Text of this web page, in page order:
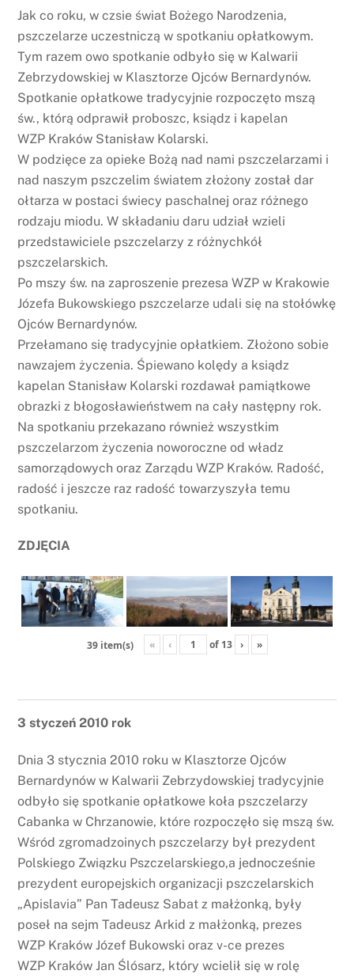
Jak co roku, w czsie świat Bożego Narodzenia,
pszczelarze uczestniczą w spotkaniu opłatkowym.
Tym razem owo spotkanie odbyło się w Kalwarii
Zebrzydowskiej w Klasztorze Ojców Bernardynów.
Spotkanie opłatkowe tradycyjnie rozpoczęto mszą
św., którą odprawił proboszc, ksiądz i kapelan
WZP Kraków Stanisław Kolarski.
W podzięce za opieke Bożą nad nami pszczelarzami i
nad naszym pszczelim światem złożony został dar
ołtarza w postaci świecy paschalnej oraz różnego
rodzaju miodu. W składaniu daru udział wzieli
przedstawiciele pszczelarzy z różnychkół
pszczelarskich.
Po mszy św. na zaproszenie prezesa WZP w Krakowie
Józefa Bukowskiego pszczelarze udali się na stołówkę
Ojców Bernardynów.
Przełamano się tradycyjnie opłatkiem. Złożono sobie
nawzajem życzenia. Śpiewano kolędy a ksiądz
kapelan Stanisław Kolarski rozdawał pamiątkowe
obrazki z błogosławieństwem na cały następny rok.
Na spotkaniu przekazano również wszystkim
pszczelarzom życzenia noworoczne od władz
samorządowych oraz Zarządu WZP Kraków. Radość,
radość i jeszcze raz radość towarzyszyła temu
spotkaniu.
ZDJĘCIA
39 item(s) « ‹ of 13 › »
3 styczeń 2010 rok
Dnia 3 stycznia 2010 roku w Klasztorze Ojców
Bernardynów w Kalwarii Zebrzydowskiej tradycyjnie
odbyło się spotkanie opłatkowe koła pszczelarzy
Cabanka w Chrzanowie, które rozpoczęło się mszą św.
Wśród zgromadzoinych pszczelarzy był prezydent
Polskiego Związku Pszczelarskiego,a jednocześnie
prezydent europejskich organizacji pszczelarskich
„Apislavia” Pan Tadeusz Sabat z małżonką, były
poseł na sejm Tadeusz Arkid z małżonką, prezes
WZP Kraków Józef Bukowski oraz v-ce prezes
WZP Kraków Jan Ślósarz, który wcielił się w rolę